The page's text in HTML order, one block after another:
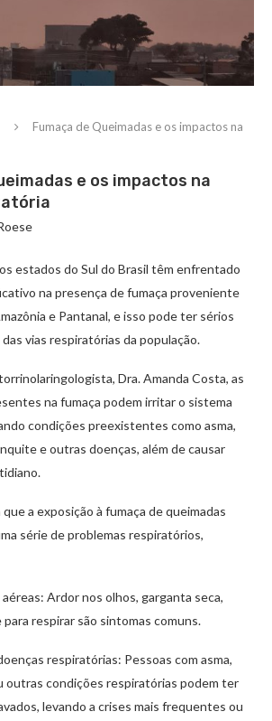
Fumaça de Queimadas e os impactos na
e os impactos na
estados do Sul do Brasil têm enfrentado
na presença de fumaça proveniente
e Pantanal, e isso pode ter sérios
vias respiratórias da população.
Dra. Amanda Costa, as
na fumaça podem irritar o sistema
condições preexistentes como asma,
e outras doenças, além de causar
a exposição à fumaça de queimadas
série de problemas respiratórios,
Ardor nos olhos, garganta seca,
respirar são sintomas comuns.
respiratórias: Pessoas com asma,
outras condições respiratórias podem ter
levando a crises mais frequentes ou